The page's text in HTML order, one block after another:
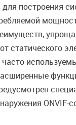
для построения
статического
ONVIF-